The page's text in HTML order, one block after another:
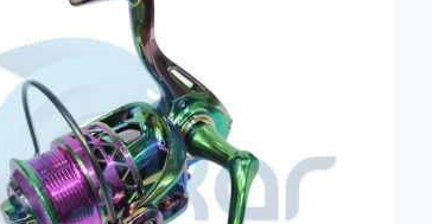
شناور
تور و
لوازم
ست